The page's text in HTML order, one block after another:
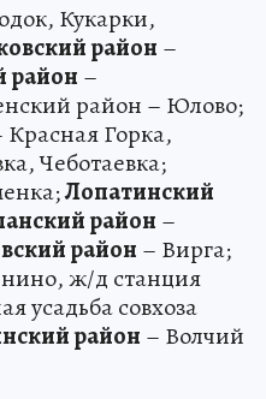
Кукарки,
район –
район –
район – Юлово;
Красная Горка,
Чеботаевка;
Лопатинский
район –
район – Вирга;
ж/д станция
усадьба совхоза
район – Волчий